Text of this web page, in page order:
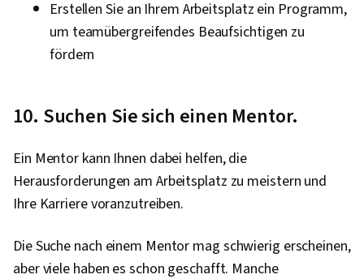
Erstellen Sie an Ihrem Arbeitsplatz ein Programm,
um teamübergreifendes Beaufsichtigen zu
fördern
10. Suchen Sie sich einen Mentor.
Ein Mentor kann Ihnen dabei helfen, die
Herausforderungen am Arbeitsplatz zu meistern und
Ihre Karriere voranzutreiben.
Die Suche nach einem Mentor mag schwierig erscheinen,
aber viele haben es schon geschafft. Manche